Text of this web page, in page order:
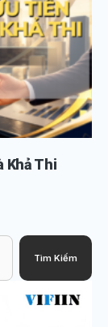
Khả Thi
Tìm Kiếm